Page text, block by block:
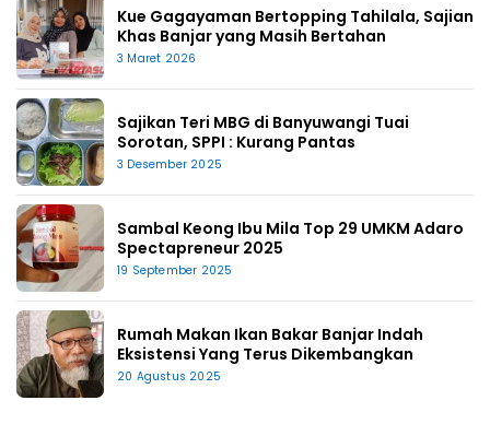
Kue Gagayaman Bertopping Tahilala, Sajian
Khas Banjar yang Masih Bertahan
3 Maret 2026
Sajikan Teri MBG di Banyuwangi Tuai
Sorotan, SPPI : Kurang Pantas
3 Desember 2025
Sambal Keong Ibu Mila Top 29 UMKM Adaro
Spectapreneur 2025
19 September 2025
Rumah Makan Ikan Bakar Banjar Indah
Eksistensi Yang Terus Dikembangkan
20 Agustus 2025